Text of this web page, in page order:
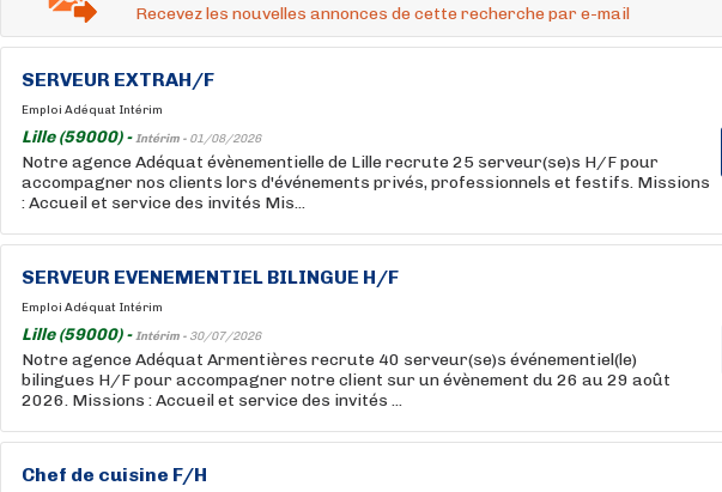
Recevez les nouvelles annonces de cette recherche par e-mail
SERVEUR EXTRAH/F
Emploi Adéquat Intérim
Lille (59000) -Intérim - 01/08/2026
Notre agence Adéquat évènementielle de Lille recrute 25 serveur(se)s H/F pour
accompagner nos clients lors d'événements privés, professionnels et festifs. Missions
: Accueil et service des invités Mis...
SERVEUR EVENEMENTIEL BILINGUE H/F
Emploi Adéquat Intérim
Lille (59000) -Intérim - 30/07/2026
Notre agence Adéquat Armentières recrute 40 serveur(se)s événementiel(le)
bilingues H/F pour accompagner notre client sur un évènement du 26 au 29 août
2026. Missions : Accueil et service des invités ...
Chef de cuisine F/H